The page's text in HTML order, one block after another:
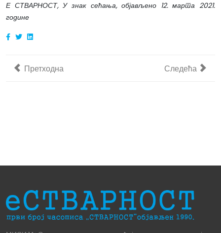
Е СТВАРНОСТ, У знак сећања, објављено 12. марта 2021.
године
Претходни чланак: ОДЈЕЦИ И РЕАГОВАЊА –
Претходна Следећи
Следећа